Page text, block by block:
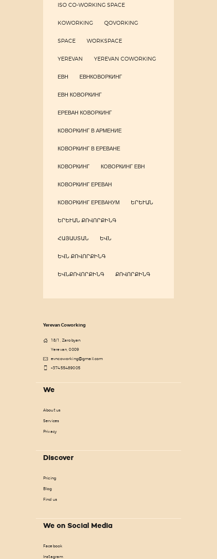
ISO CO-WORKING SPACE
KOWORKING QOVORKING
SPACE WORKSPACE
YEREVAN YEREVAN COWORKING
ЕВН ЕВНКОВОРКИНГ
ЕВН КОВОРКИНГ
ЕРЕВАН КОВОРКИНГ
КОВОРКИНГ В АРМЕНИЕ
КОВОРКИНГ В ЕРЕВАНЕ
КОВОРКИНГ КОВОРКИНГ ЕВН
КОВОРКИНГ ЕРЕВАН
КОВОРКИНГ ЕРЕВАНУМ ԵՐԵՒԱՆ
ԵՐԵՒԱՆ ՔՈՎՈՐՔԻՆԳ
ՀԱՅԱՍՏԱՆ ԵՎՆ
ԵՎՆ ՔՈՎՈՐՔԻՆԳ
ԵՎՆՔՈՎՈՐՔԻՆԳ ՔՈՎՈՐՔԻՆԳ
Yerevan Coworking
18/1, Zarobyan
Yerevan, 0009
evncoworking@gmail.com
+37455489005
We
About us
Services
Privacy
Discover
Pricing
Blog
Find us
We on Social Media
Facebook
Instagram